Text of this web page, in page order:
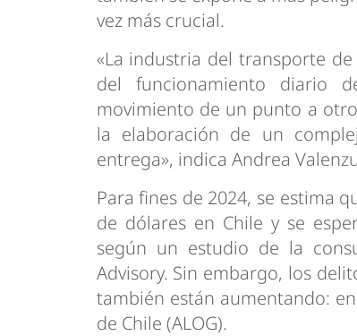
vez más crucial.
«La industria del transporte
del funcionamiento diario
movimiento de un punto a
la elaboración de un
entrega», indica Andrea
Para fines de 2024, se estima
de dólares en Chile y se
según un estudio de la
Advisory. Sin embargo, los
también están aumentando:
de Chile (ALOG).